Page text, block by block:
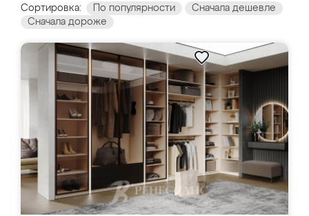
Сортировка: По популярности
Сначала дешевле
Сначала дороже